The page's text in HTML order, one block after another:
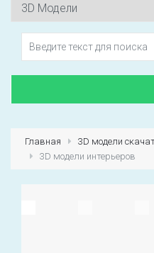
Первый раз?
Главная 3D модели
3D модели интерьеров